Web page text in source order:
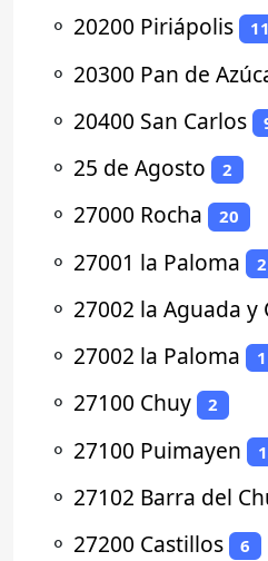
⚬ 20200 Piriápolis 11
⚬ 20300 Pan de
⚬ 20400 San Carlos
⚬ 25 de Agosto 2
⚬ 27000 Rocha 20
⚬ 27001 la Paloma 2
⚬ 27002 la Aguada y
⚬ 27002 la Paloma 1
⚬ 27100 Chuy 2
⚬ 27100 Puimayen 1
⚬ 27102 Barra del
⚬ 27200 Castillos 6